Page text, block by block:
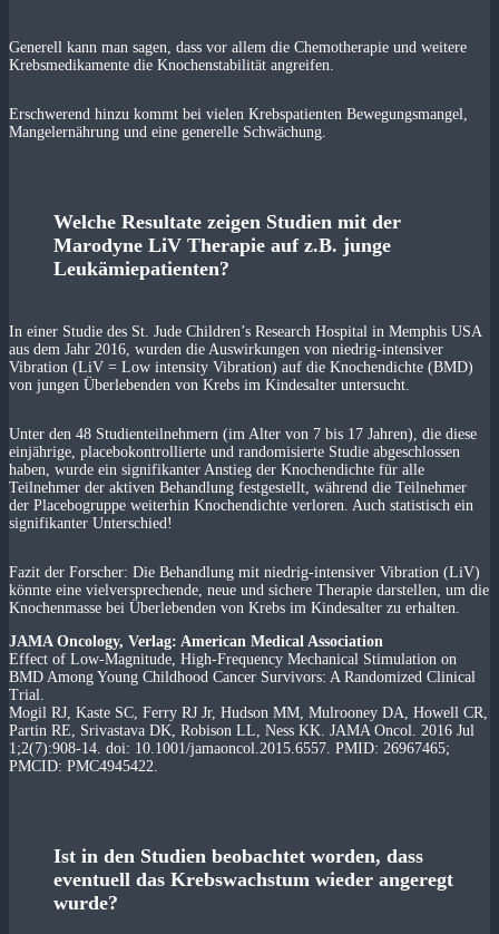
Generell kann man sagen, dass vor allem die Chemotherapie und weitere
Krebsmedikamente die Knochenstabilität angreifen.
Erschwerend hinzu kommt bei vielen Krebspatienten Bewegungsmangel,
Mangelernährung und eine generelle Schwächung.
Welche Resultate zeigen Studien mit der
Marodyne LiV Therapie auf z.B. junge
Leukämiepatienten?
In einer Studie des St. Jude Children’s Research Hospital in Memphis USA
aus dem Jahr 2016, wurden die Auswirkungen von niedrig-intensiver
Vibration (LiV = Low intensity Vibration) auf die Knochendichte (BMD)
von jungen Überlebenden von Krebs im Kindesalter untersucht.
Unter den 48 Studienteilnehmern (im Alter von 7 bis 17 Jahren), die diese
einjährige, placebokontrollierte und randomisierte Studie abgeschlossen
haben, wurde ein signifikanter Anstieg der Knochendichte für alle
Teilnehmer der aktiven Behandlung festgestellt, während die Teilnehmer
der Placebogruppe weiterhin Knochendichte verloren. Auch statistisch ein
signifikanter Unterschied!
Fazit der Forscher: Die Behandlung mit niedrig-intensiver Vibration (LiV)
könnte eine vielversprechende, neue und sichere Therapie darstellen, um die
Knochenmasse bei Überlebenden von Krebs im Kindesalter zu erhalten.
JAMA Oncology, Verlag: American Medical Association
Effect of Low-Magnitude, High-Frequency Mechanical Stimulation on
BMD Among Young Childhood Cancer Survivors: A Randomized Clinical
Trial.
Mogil RJ, Kaste SC, Ferry RJ Jr, Hudson MM, Mulrooney DA, Howell CR,
Partin RE, Srivastava DK, Robison LL, Ness KK. JAMA Oncol. 2016 Jul
1;2(7):908-14. doi: 10.1001/jamaoncol.2015.6557. PMID: 26967465;
PMCID: PMC4945422.
Ist in den Studien beobachtet worden, dass
eventuell das Krebswachstum wieder angeregt
wurde?